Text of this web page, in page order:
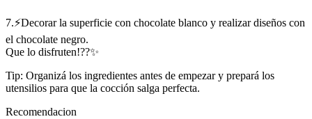
7.⚡Decorar la superficie con chocolate blanco y realizar diseños con
el chocolate negro.
Que lo disfruten!??✨
Tip: Organizá los ingredientes antes de empezar y prepará los
utensilios para que la cocción salga perfecta.
Recomendacion